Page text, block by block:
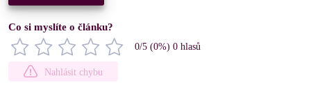
Co si myslíte o článku?
0/5 (0%) 0 hlasů
Nahlásit chybu